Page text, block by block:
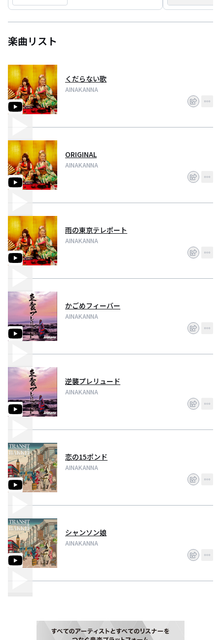
全５カ所予定（うち2本は惜しくも嵐のため中止）のうち3本とオープンマイ
現在、更なる世界進出を目指し、ワールドワイドに活動中。
楽曲リスト
くだらない歌
AINAKANNA
ORIGINAL
AINAKANNA
雨の東京テレポート
AINAKANNA
かごめフィーバー
AINAKANNA
逆襲プレリュード
AINAKANNA
恋の15ポンド
AINAKANNA
シャンソン娘
AINAKANNA